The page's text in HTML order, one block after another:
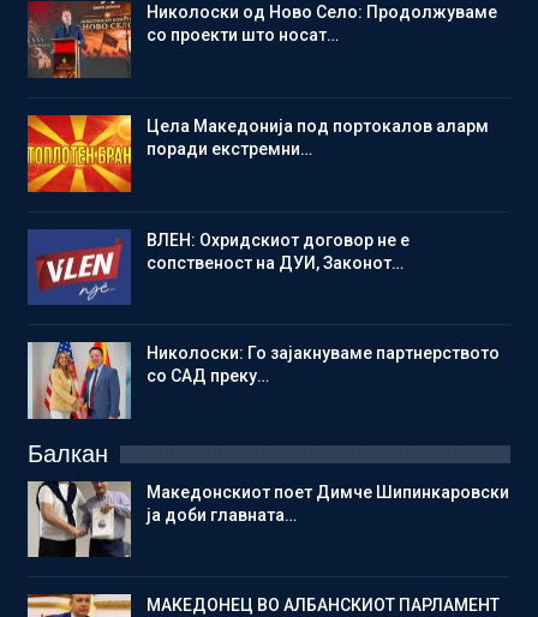
Николоски од Ново Село: Продолжуваме
со проекти што носат…
Цела Македонија под портокалов аларм
поради екстремни…
ВЛЕН: Охридскиот договор не е
сопственост на ДУИ, Законот…
Николоски: Го зајакнуваме партнерството
со САД преку…
Балкан
Македонскиот поет Димче Шипинкаровски
ја доби главната…
МАКЕДОНЕЦ ВО АЛБАНСКИОТ ПАРЛАМЕНТ